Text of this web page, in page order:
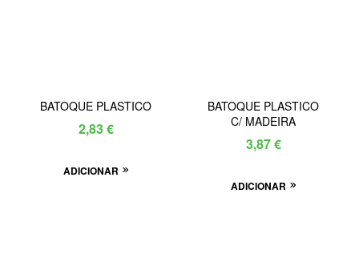
BATOQUE PLASTICO
2,83€
ADICIONAR
BATOQUE PLASTICO
C/ MADEIRA
3,87€
ADICIONAR